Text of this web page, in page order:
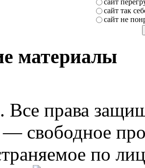
сайт так
сайт не
материалы
Все права
— свободное
по